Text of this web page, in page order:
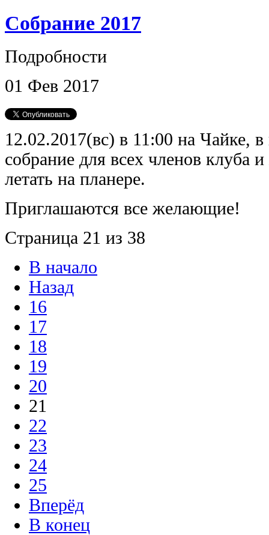
Cобрание 2017
Подробности
01 Фев 2017
12.02.2017(вс) в 11:00 на Чайке, в
собрание для всех членов клуба
летать на планере.
Приглашаются все желающие!
Страница 21 из 38
В начало
Назад
16
17
18
19
20
21
22
23
24
25
Вперёд
В конец